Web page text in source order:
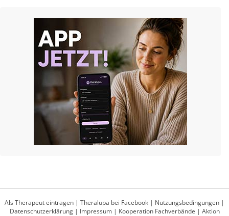
Als Therapeut eintragen | Theralupa bei Facebook | Nutzungsbedingungen |
Datenschutzerklärung| Impressum| Kooperation Fachverbände | Aktion